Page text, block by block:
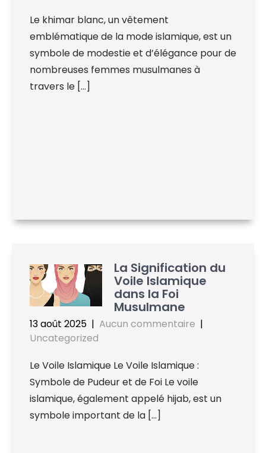
Le khimar blanc, un vêtement
emblématique de la mode islamique, est un
symbole de modestie et d’élégance pour de
nombreuses femmes musulmanes à
travers le […]
La Signification du
Voile Islamique
dans la Foi
Musulmane
13 août 2025 | Aucun commentaire |
Uncategorized
Le Voile Islamique Le Voile Islamique :
Symbole de Pudeur et de Foi Le voile
islamique, également appelé hijab, est un
symbole important de la […]